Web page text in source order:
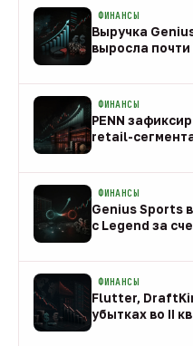
ФИНАНСЫ
Выручка
выросла почти
ФИНАНСЫ
PENN
retail-
ФИНАНСЫ
Genius Sports
с Legend за
ФИНАНСЫ
Flutter,
убытках во II